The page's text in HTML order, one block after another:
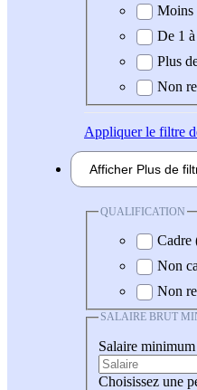
ExpérienceMoins
De 1
Plus
Non
Appliquerle filtre
Afficher Plus de
QUALIFICATION
Cadre
Non
Non
SALAIRE BRUT
Salaire minimum
Choisissez une